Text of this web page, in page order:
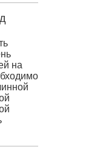
на